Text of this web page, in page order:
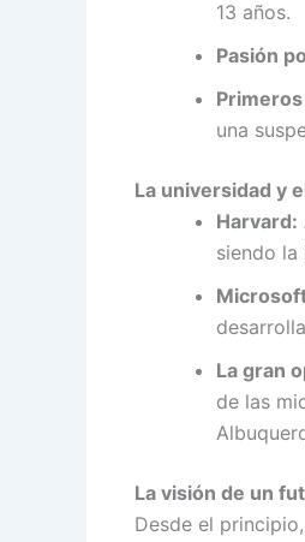
13 años.
Pasión
una
La universidad y
Harvard:
siendo la
La gran
de las
La visión de un
Desde el